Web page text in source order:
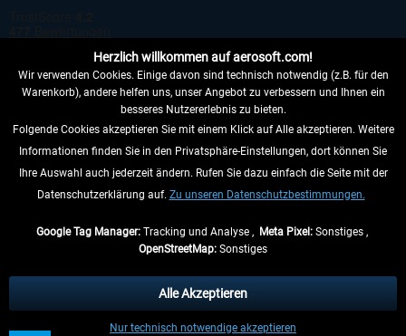
VERTRAG WIDERRUFEN
INFORMATIONEN
anders beschrieben.
** Gilt für Lieferungen innerhalb Deutschlands, Lieferzeiten für andere Länder
Herzlich willkommen auf aerosoft.com!
Wir verwenden Cookies. Einige davon sind technisch notwendig (z.B. für den
Warenkorb), andere helfen uns, unser Angebot zu verbessern und Ihnen ein
besseres Nutzererlebnis zu bieten.
Folgende Cookies akzeptieren Sie mit einem Klick auf Alle akzeptieren. Weitere
Informationen finden Sie in den Privatsphäre-Einstellungen, dort können Sie
Ihre Auswahl auch jederzeit ändern. Rufen Sie dazu einfach die Seite mit der
Datenschutzerklärung auf. Zu unseren Datenschutzbestimmungen.
Google Tag Manager:Tracking und Analyse , Meta Pixel:Sonstiges ,
OpenStreetMap: Sonstiges
Nur technisch notwendige akzeptieren
Alle Akzeptieren